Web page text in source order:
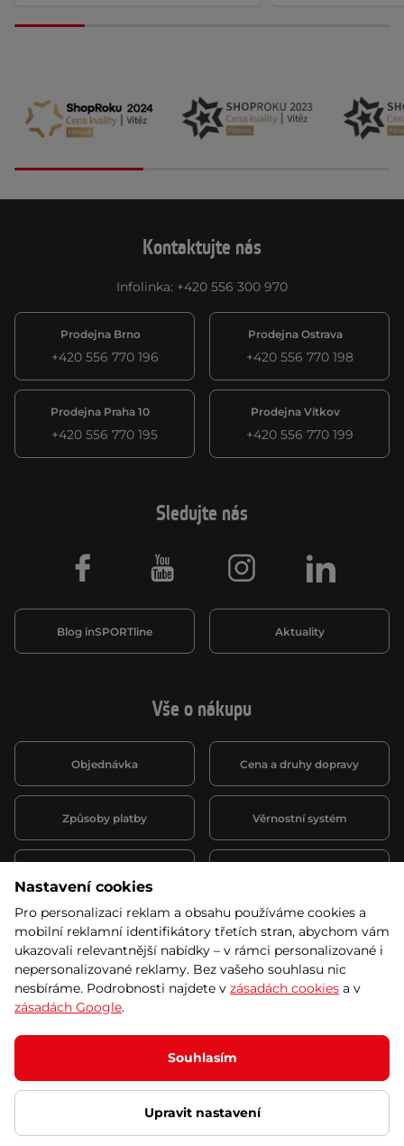
Kontaktujte nás
Infolinka: +420 556 300 970
Prodejna Brno
+420 556 770 196
Prodejna Ostrava
+420 556 770 198
Prodejna Praha 10
+420 556 770 195
Prodejna Vítkov
+420 556 770 199
Vše o nákupu
Objednávka Cena a druhy dopravy
Způsoby platby Věrnostní systém
Půjčovna
obchodní podmínky
Kariéra
Sledujte nás
Blog inSPORTline Aktuality
Facebook Youtube Instagram LinkedIn
© 2026 SEVEN SPORT s.r.o Všechna práva vyhrazena
Podle zákona o evidenci tržeb je prodávající povinen vystavit
kupujícímu účtenku.
Zároveň je povinen zaevidovat přijatou tržbu u správce daně online; v
případě technického výpadku pak nejpozději do 48 hodin.
Ochrana osobních údajů Nastavení cookies Vnitřní oznamovací
systém Prohlášení přístupnosti
Nastavení cookies
Pro personalizaci reklam a obsahu používáme cookies a
mobilní reklamní identifikátory třetích stran, abychom vám
ukazovali relevantnější nabídky – v rámci personalizované i
nepersonalizované reklamy. Bez vašeho souhlasu nic
nesbíráme. Podrobnosti najdete v zásadách cookies a v
zásadách Google.
Souhlasím
Upravit nastavení